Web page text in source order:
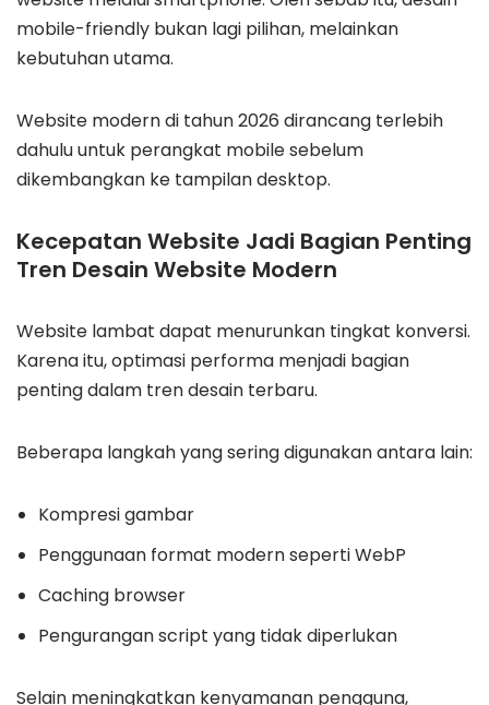
mobile-friendly bukan lagi pilihan, melainkan
kebutuhan utama.
Website modern di tahun 2026 dirancang terlebih
dahulu untuk perangkat mobile sebelum
dikembangkan ke tampilan desktop.
Kecepatan Website Jadi Bagian Penting
Tren Desain Website Modern
Website lambat dapat menurunkan tingkat konversi.
Karena itu, optimasi performa menjadi bagian
penting dalam tren desain terbaru.
Beberapa langkah yang sering digunakan antara lain:
Kompresi gambar
Penggunaan format modern seperti WebP
Caching browser
Pengurangan script yang tidak diperlukan
Selain meningkatkan kenyamanan pengguna,